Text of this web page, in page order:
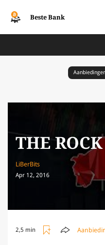
Beste Bank
THE
LiBerBits
Apr 12, 2016
2,5 min